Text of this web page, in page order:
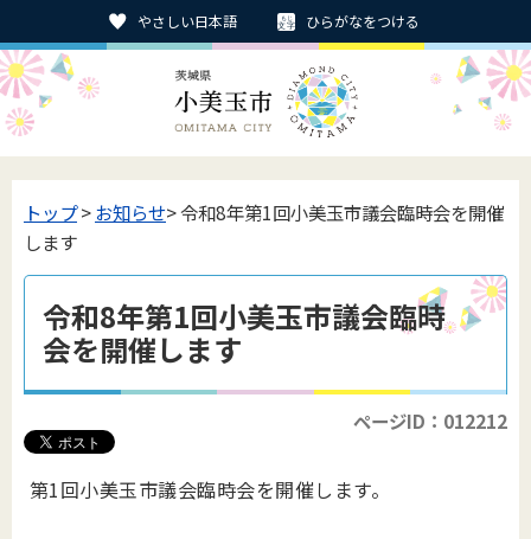
やさしい日本語 ひらがなをつける
トップ>お知らせ> 令和8年第1回小美玉市議会臨時会を開催
します
令和8年第1回小美玉市議会臨時
会を開催します
ページID：012212
第1回小美玉市議会臨時会を開催します。